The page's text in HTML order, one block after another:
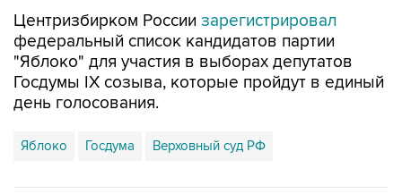
"Яблоко" для участия в выборах депутатов
Госдумы IX созыва, которые пройдут в единый
день голосования.
Яблоко Госдума Верховный суд РФ